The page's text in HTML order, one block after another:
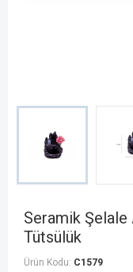
Seramik Şelale
Tütsülük
Ürün Kodu: C1579